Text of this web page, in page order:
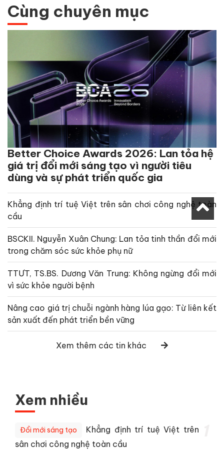
Cùng chuyên mục
Better Choice Awards 2026: Lan tỏa hệ
giá trị đổi mới sáng tạo vì người tiêu
dùng và sự phát triển quốc gia
Khẳng định trí tuệ Việt trên sân chơi công nghệ toàn
cầu
BSCKII. Nguyễn Xuân Chung: Lan tỏa tinh thần đổi mới
trong chăm sóc sức khỏe phụ nữ
TTƯT, TS.BS. Dương Văn Trung: Không ngừng đổi mới
vì sức khỏe người bệnh
Nâng cao giá trị chuỗi ngành hàng lúa gạo: Từ liên kết
sản xuất đến phát triển bền vững
Xem thêm các tin khác
Xem nhiều
Đổi mới sáng tạo
Khẳng định trí tuệ Việt trên
sân chơi công nghệ toàn cầu